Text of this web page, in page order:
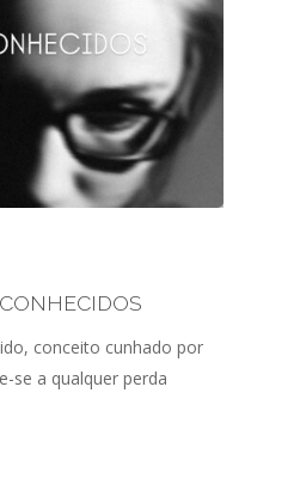
conceito cunhado por
se a qualquer perda